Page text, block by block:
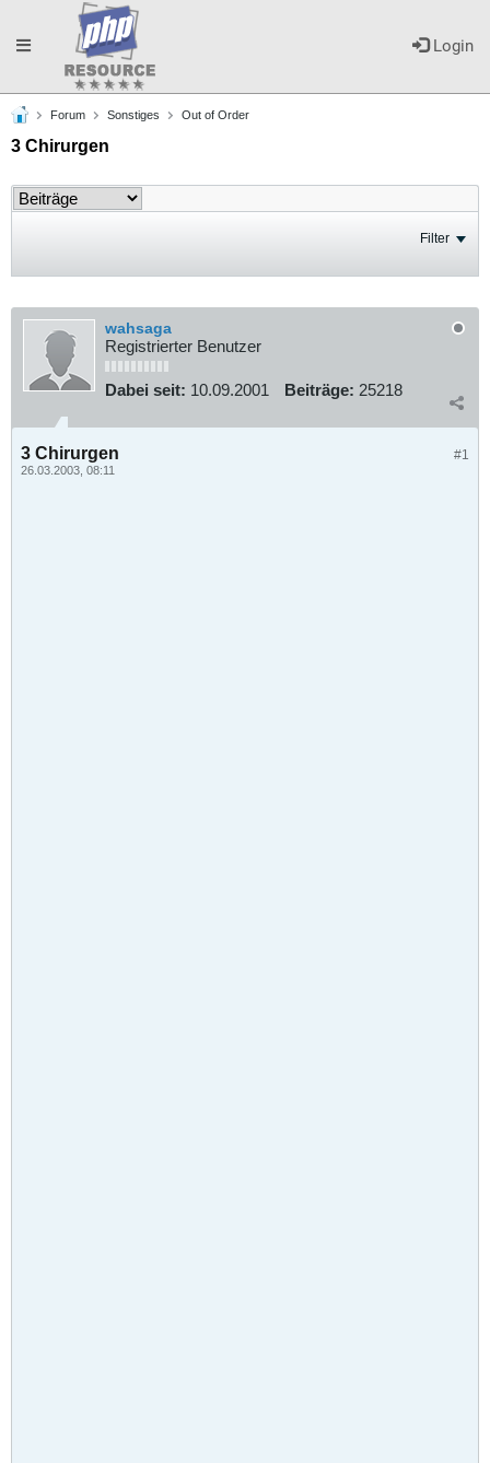
Login
Toggle
navigation
Forum Sonstiges Out of Order
3 Chirurgen
Filter
wahsaga
Registrierter Benutzer
Dabei seit: 10.09.2001 Beiträge: 25218
#1
3 Chirurgen
26.03.2003, 08:11